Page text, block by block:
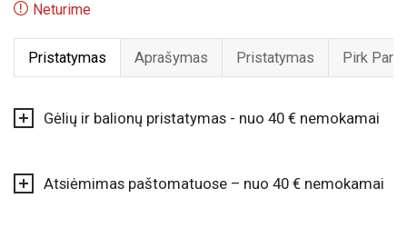
Neturime
Pristatymas Aprašymas Pristatymas Pirk
Gėlių ir balionų pristatymas - nuo 40 € nemokamai
Atsiėmimas paštomatuose – nuo 40 € nemokamai